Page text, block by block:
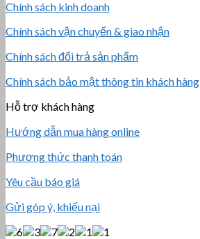
Chính sách kinh doanh
Chính sách vận chuyển & giao nhận
Chính sách đổi trả sản phẩm
Chính sách bảo mật thông tin khách hàng
Hỗ trợ khách hàng
Hướng dẫn mua hàng online
Phương thức thanh toán
Yêu cầu báo giá
Gửi góp ý, khiếu nại